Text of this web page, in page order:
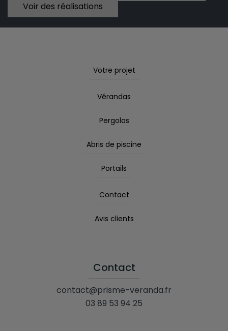
Voir des réalisations
Votre projet
Vérandas
Pergolas
Abris de piscine
Portails
Contact
Avis clients
Contact
contact@prisme-veranda.fr
03 89 53 94 25